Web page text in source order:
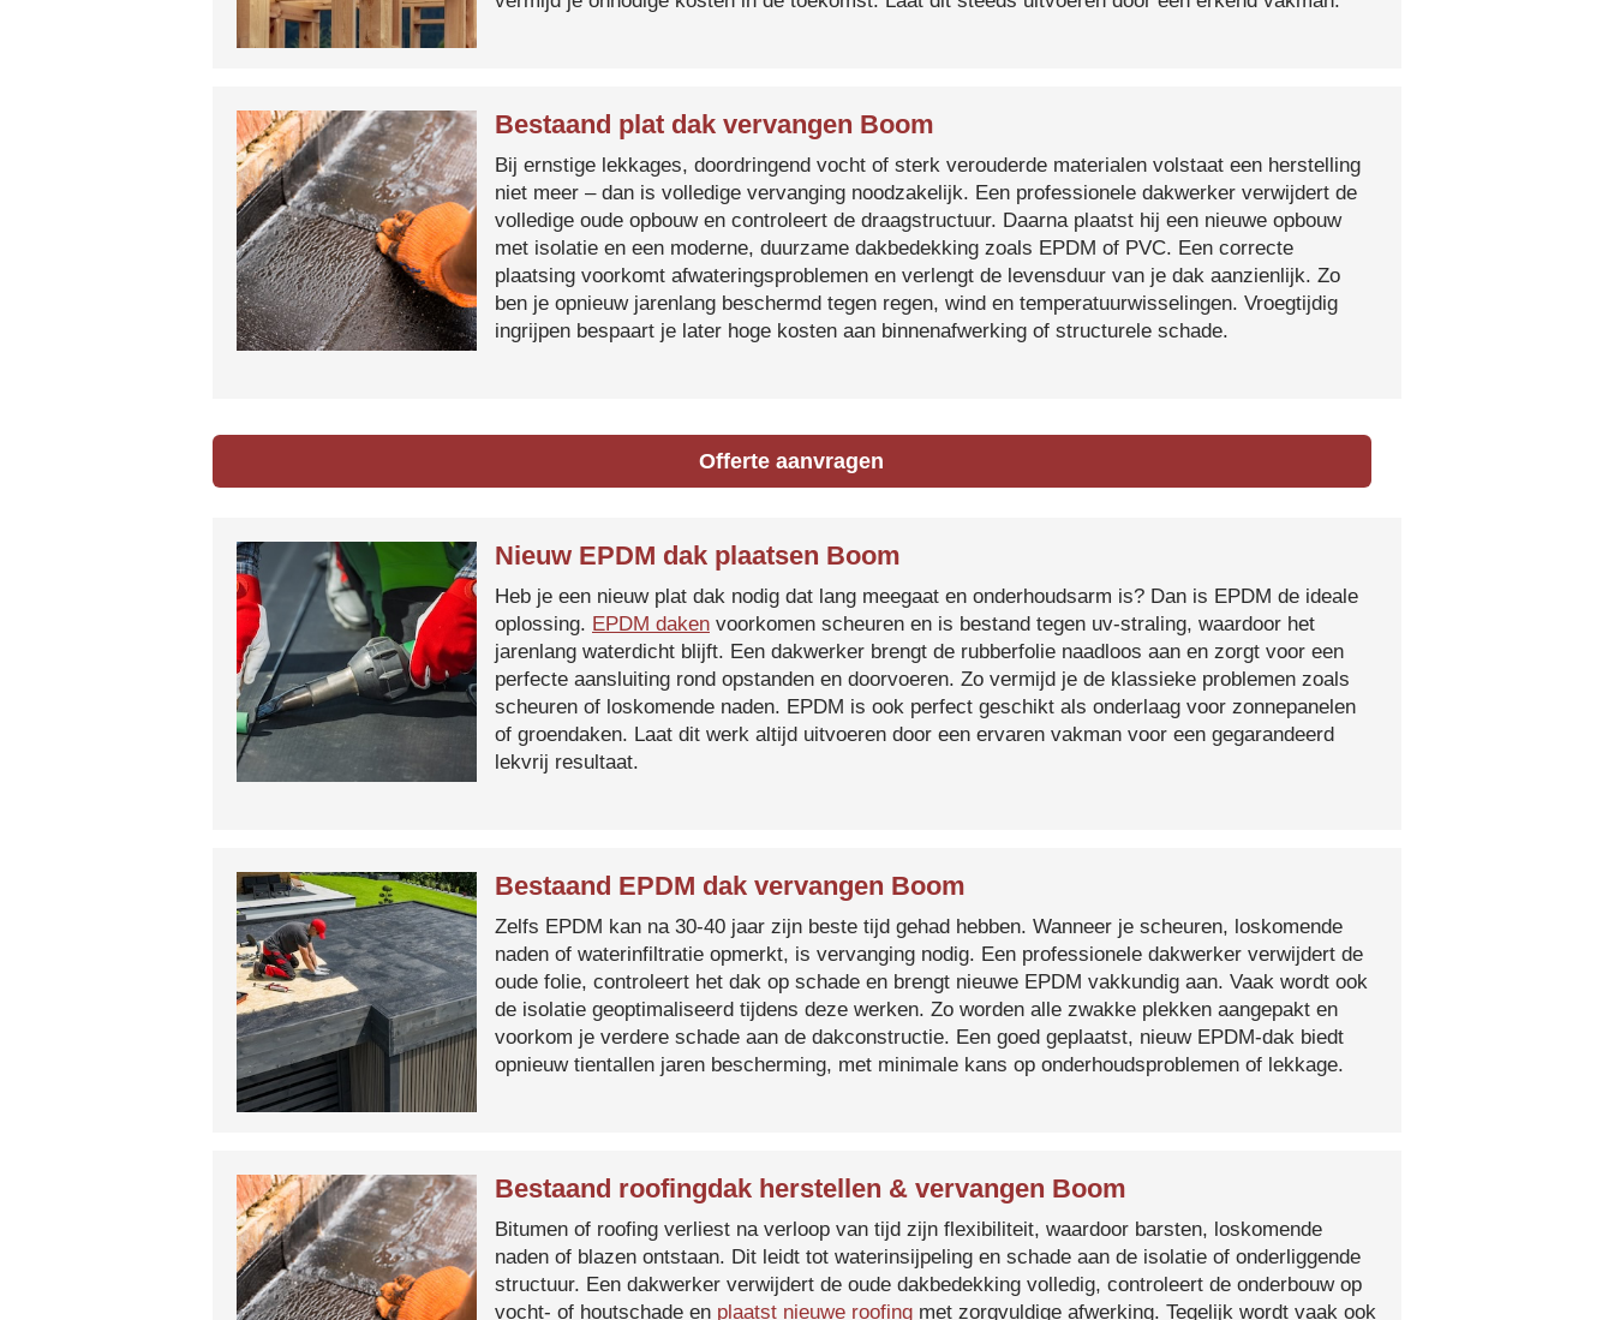
Bestaand plat dak vervangen Boom
Bij ernstige lekkages, doordringend vocht of sterk verouderde materialen volstaat een herstelling
niet meer – dan is volledige vervanging noodzakelijk. Een professionele dakwerker verwijdert de
volledige oude opbouw en controleert de draagstructuur. Daarna plaatst hij een nieuwe opbouw
met isolatie en een moderne, duurzame dakbedekking zoals EPDM of PVC. Een correcte
plaatsing voorkomt afwateringsproblemen en verlengt de levensduur van je dak aanzienlijk. Zo
ben je opnieuw jarenlang beschermd tegen regen, wind en temperatuurwisselingen. Vroegtijdig
ingrijpen bespaart je later hoge kosten aan binnenafwerking of structurele schade.
Offerte aanvragen
Nieuw EPDM dak plaatsen Boom
Heb je een nieuw plat dak nodig dat lang meegaat en onderhoudsarm is? Dan is EPDM de ideale
oplossing. EPDM daken voorkomen scheuren en is bestand tegen uv-straling, waardoor het
jarenlang waterdicht blijft. Een dakwerker brengt de rubberfolie naadloos aan en zorgt voor een
perfecte aansluiting rond opstanden en doorvoeren. Zo vermijd je de klassieke problemen zoals
scheuren of loskomende naden. EPDM is ook perfect geschikt als onderlaag voor zonnepanelen
of groendaken. Laat dit werk altijd uitvoeren door een ervaren vakman voor een gegarandeerd
lekvrij resultaat.
Bestaand EPDM dak vervangen Boom
Zelfs EPDM kan na 30-40 jaar zijn beste tijd gehad hebben. Wanneer je scheuren, loskomende
naden of waterinfiltratie opmerkt, is vervanging nodig. Een professionele dakwerker verwijdert de
oude folie, controleert het dak op schade en brengt nieuwe EPDM vakkundig aan. Vaak wordt ook
de isolatie geoptimaliseerd tijdens deze werken. Zo worden alle zwakke plekken aangepakt en
voorkom je verdere schade aan de dakconstructie. Een goed geplaatst, nieuw EPDM-dak biedt
opnieuw tientallen jaren bescherming, met minimale kans op onderhoudsproblemen of lekkage.
Bestaand roofingdak herstellen & vervangen Boom
Bitumen of roofing verliest na verloop van tijd zijn flexibiliteit, waardoor barsten, loskomende
naden of blazen ontstaan. Dit leidt tot waterinsijpeling en schade aan de isolatie of onderliggende
structuur. Een dakwerker verwijdert de oude dakbedekking volledig, controleert de onderbouw op
vocht- of houtschade en plaatst nieuwe roofing met zorgvuldige afwerking. Tegelijk wordt vaak ook